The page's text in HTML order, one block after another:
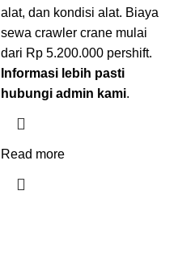
alat, dan kondisi alat. Biaya
sewa crawler crane mulai
dari Rp 5.200.000 pershift.
Informasi lebih pasti
hubungi admin kami.
Read more